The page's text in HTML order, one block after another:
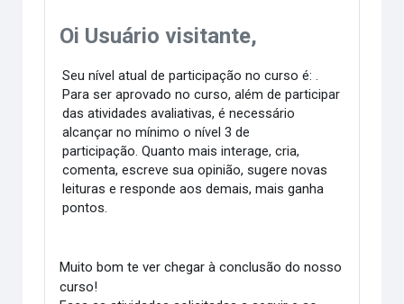
Oi Usuário visitante,
Seu nível atual de participação no curso é: .
Para ser aprovado no curso, além de participar
das atividades avaliativas, é necessário
alcançar no mínimo o nível 3 de
participação. Quanto mais interage, cria,
comenta, escreve sua opinião, sugere novas
leituras e responde aos demais, mais ganha
pontos.
Muito bom te ver chegar à conclusão do nosso
curso!